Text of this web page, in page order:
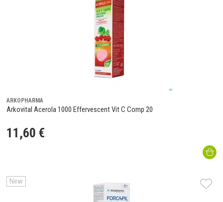
ARKOPHARMA
Arkovital Acerola 1000 Effervescent Vit C Comp 20
11 ,60 €
New